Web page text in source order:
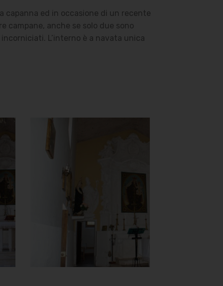
ed in occasione di un recente
anche se solo due sono
L’interno è a navata unica
Carmine
Altare
Clicca per ingrandir